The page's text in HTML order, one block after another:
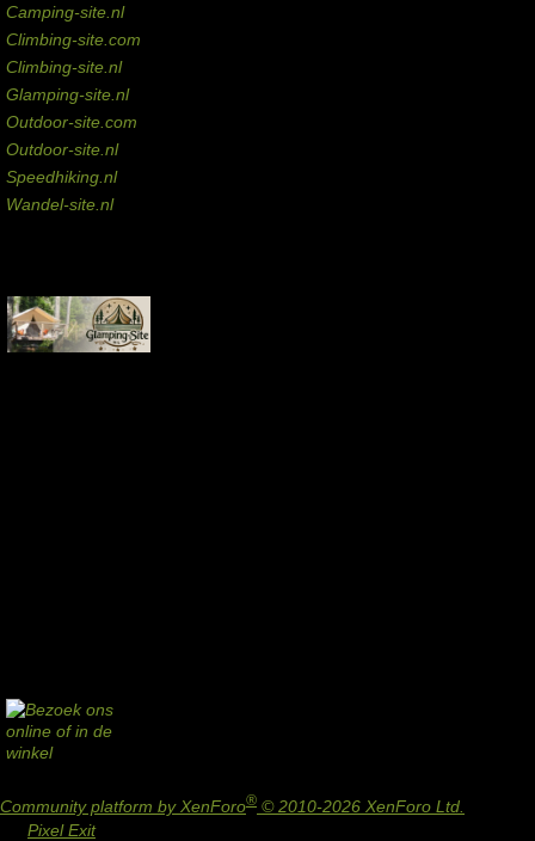
Camping-site.nl
Climbing-site.com
Climbing-site.nl
Glamping-site.nl
Outdoor-site.com
Outdoor-site.nl
Speedhiking.nl
Wandel-site.nl
Community platform by XenForo® © 2010-2026 XenForo Ltd.
Pixel Exit